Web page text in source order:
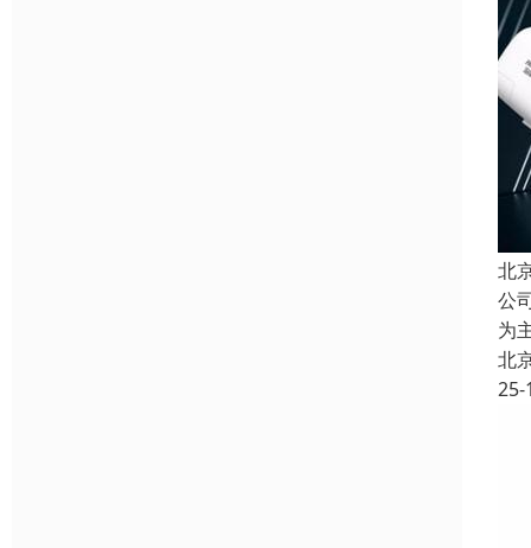
北
公
为
北
25-